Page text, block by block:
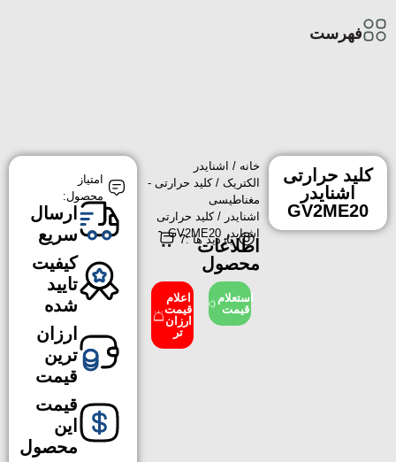
فهرست
کلید حرارتی
اشنایدر
GV2ME20
خانه / اشنایدر
الکتریک /کلید حرارتی -
مغناطیسی
اشنایدر / کلید حرارتی
اشنایدر GV2ME20بازدید ها :7
اطلاعات
محصول
استعلام
قیمت
اعلام
قیمت
ارزان
تر
امتیاز
محصول:
ارسال
سریع
کیفیت
تایید
شده
ارزان
ترین
قیمت
قیمت
این
محصول